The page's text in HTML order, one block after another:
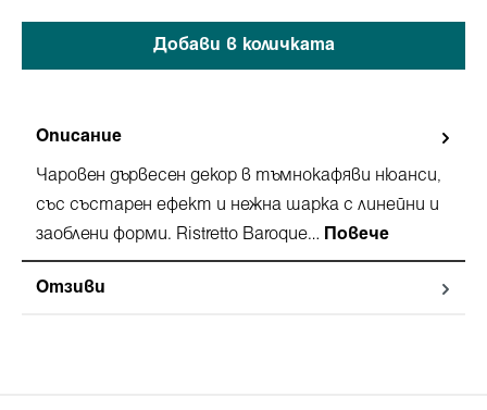
Добави в количката
Описание
Чаровен дървесен декор в тъмнокафяви нюанси,
със състарен ефект и нежна шарка с линейни и
заоблени форми. Ristretto Baroque… Повече
Отзиви